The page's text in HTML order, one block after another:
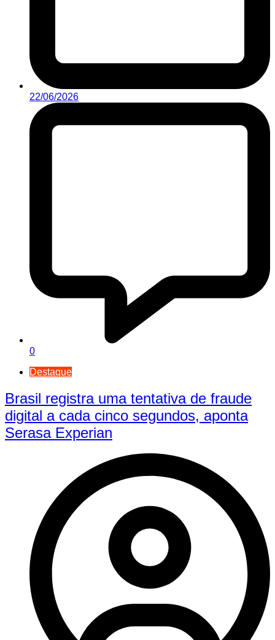
22/06/2026
0
Destaque
Brasil registra uma tentativa de fraude
digital a cada cinco segundos, aponta
Serasa Experian